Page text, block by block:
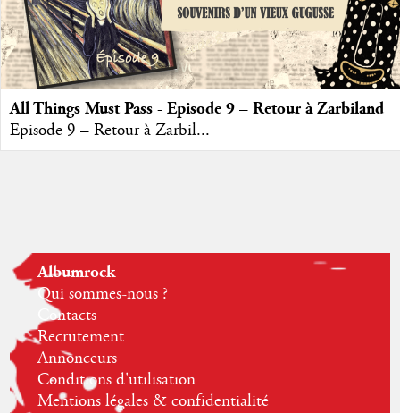
All Things Must Pass - Episode 9 – Retour à Zarbiland
Episode 9 – Retour à Zarbil...
Albumrock
Qui sommes-nous ?
Contacts
Recrutement
Annonceurs
Conditions d'utilisation
Mentions légales & confidentialité